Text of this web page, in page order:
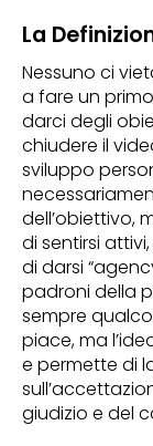
La
Nessuno ci
a fare un
darci degli
chiudere il
sviluppo
dell’obiettivo,
di sentirsi
di darsi
padroni della
sempre
piace, ma
e permette di
giudizio e del